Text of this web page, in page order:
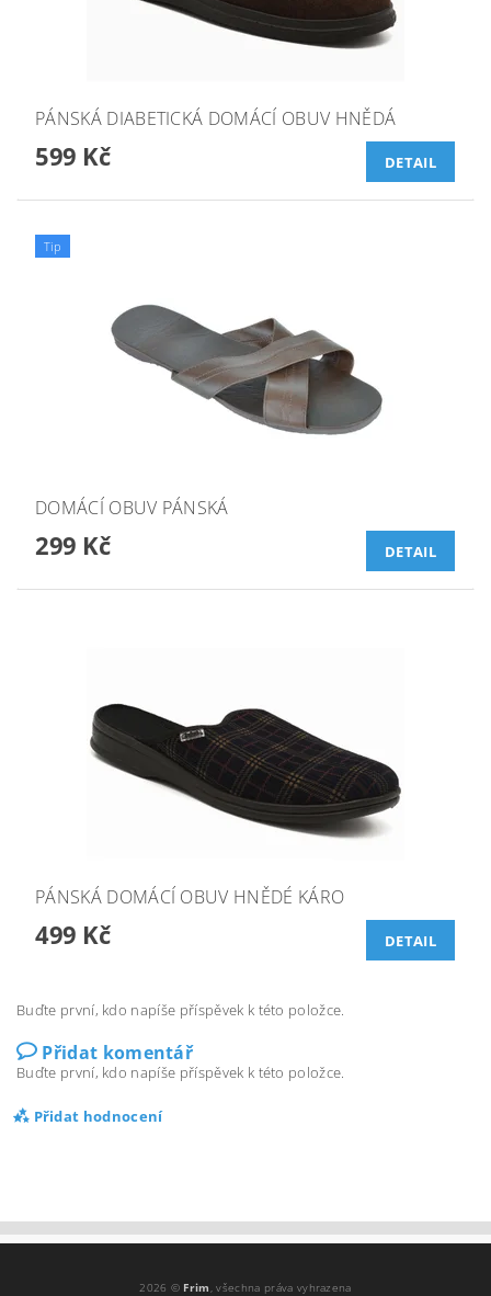
PÁNSKÁ DIABETICKÁ DOMÁCÍ OBUV HNĚDÁ
599 Kč DETAIL
Tip
DOMÁCÍ OBUV PÁNSKÁ
299 Kč DETAIL
PÁNSKÁ DOMÁCÍ OBUV HNĚDÉ KÁRO
499 Kč DETAIL
Buďte první, kdo napíše příspěvek k této položce.
Přidat komentář
Buďte první, kdo napíše příspěvek k této položce.
Přidat hodnocení
2026 © Frim, všechna práva vyhrazena